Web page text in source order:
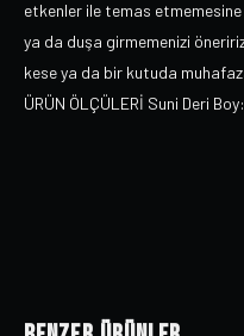
etkenler ile temas etmemesine
ya da duşa girmemenizi
kese ya da bir kutuda
ÜRÜN ÖLÇÜLERİ Suni Deri